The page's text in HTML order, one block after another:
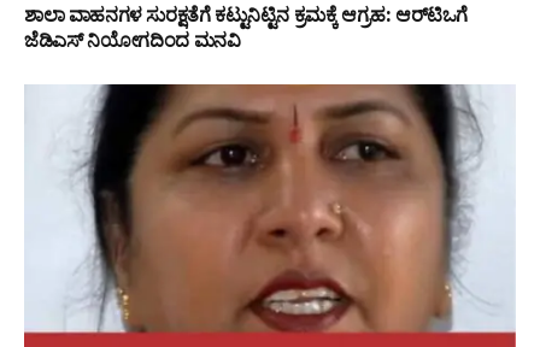
ಶಾಲಾ ವಾಹನಗಳ ಸುರಕ್ಷತೆಗೆ ಕಟ್ಟುನಿಟ್ಟಿನ ಕ್ರಮಕ್ಕೆ ಆಗ್ರಹ: ಆರ್‌ಟಿಒಗೆ
ಜೆಡಿಎಸ್ ನಿಯೋಗದಿಂದ ಮನವಿ